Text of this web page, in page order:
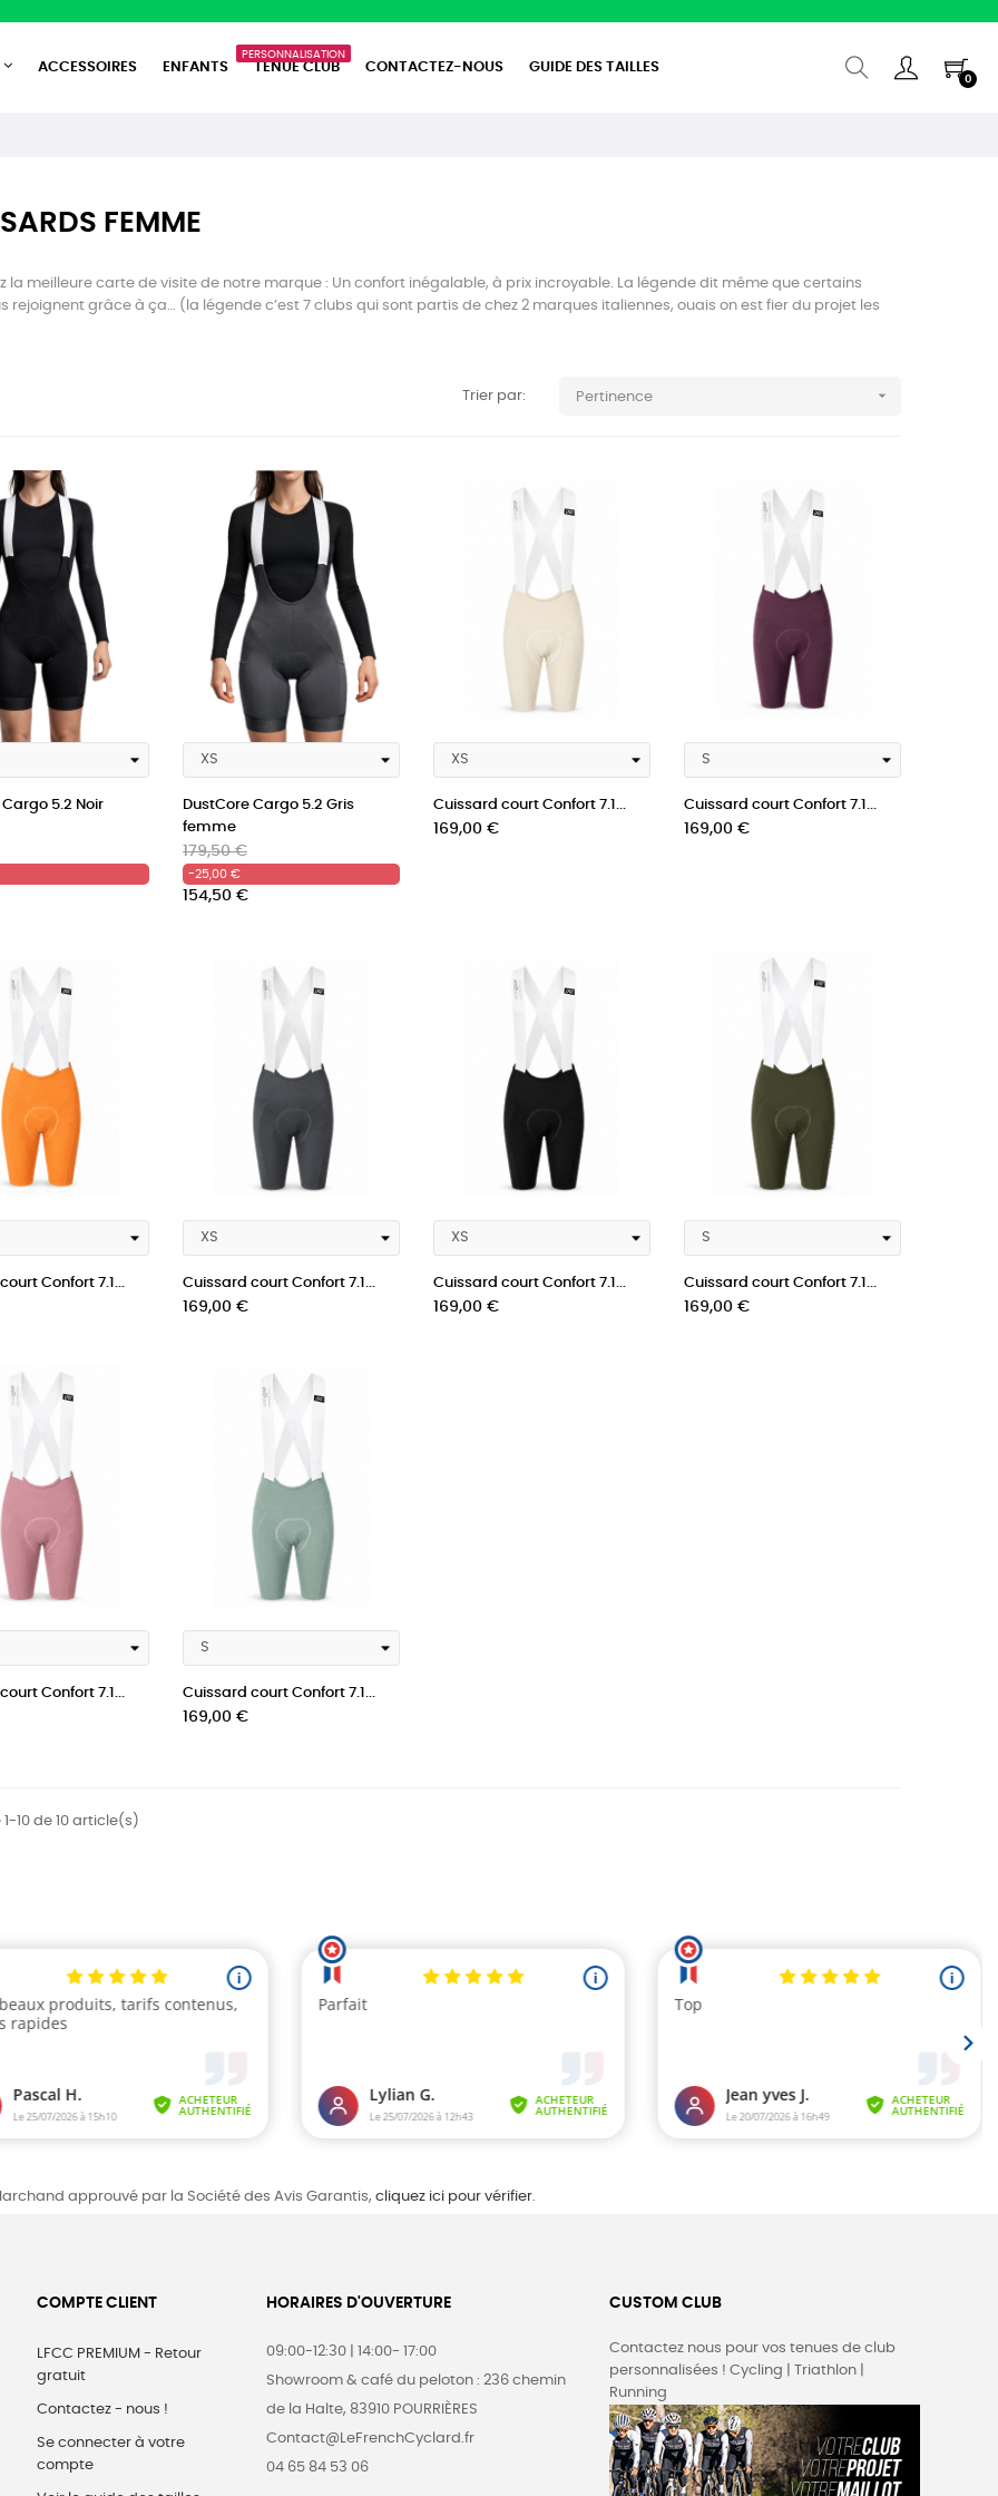
ACCESSOIRES ENFANTS TENUE CLUB
PERSONNALISATION
CONTACTEZ-NOUS GUIDE DES TAILLES
0
FEMME
la meilleure carte de visite de notre marque : Un confort inégalable, à prix incroyable. La légende dit même que certains
rejoignent grâce à ça… (la légende c’est 7 clubs qui sont partis de chez 2 marques italiennes, ouais on est fier du projet les
Trier par: Pertinence 
Cargo 5.2 Noir
DustCore Cargo 5.2 Gris
femme
Prix
habituel
179,50 €
-25,00 €
Prix
154,50 €
Cuissard court Confort 7.1...
Prix
169,00 €
Cuissard court Confort 7.1...
Prix
169,00 €
Confort 7.1... Cuissard court Confort 7.1...
Prix
169,00 €
Cuissard court Confort 7.1...
Prix
169,00 €
Cuissard court Confort 7.1...
Prix
169,00 €
Confort 7.1... Cuissard court Confort 7.1...
Prix
169,00 €
10 de 10 article(s)
approuvé par la Société des Avis Garantis, cliquez ici pour vérifier.
COMPTE CLIENT
LFCC PREMIUM - Retour
gratuit
Contactez - nous !
Se connecter à votre
compte
HORAIRES D'OUVERTURE
09:00-12:30 | 14:00- 17:00
Showroom & café du peloton : 236 chemin
de la Halte, 83910 POURRIÈRES
Contact@LeFrenchCyclard.fr
04 65 84 53 06
CUSTOM CLUB
Contactez nous pour vos tenues de club
personnalisées ! Cycling | Triathlon |
Running